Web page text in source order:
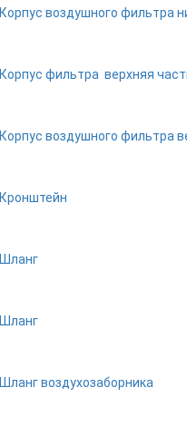
Корпус воздушного фильтра
Корпус фильтра верхняя
Корпус воздушного фильтра
Кронштейн
Шланг
Шланг
Шланг воздухозаборника